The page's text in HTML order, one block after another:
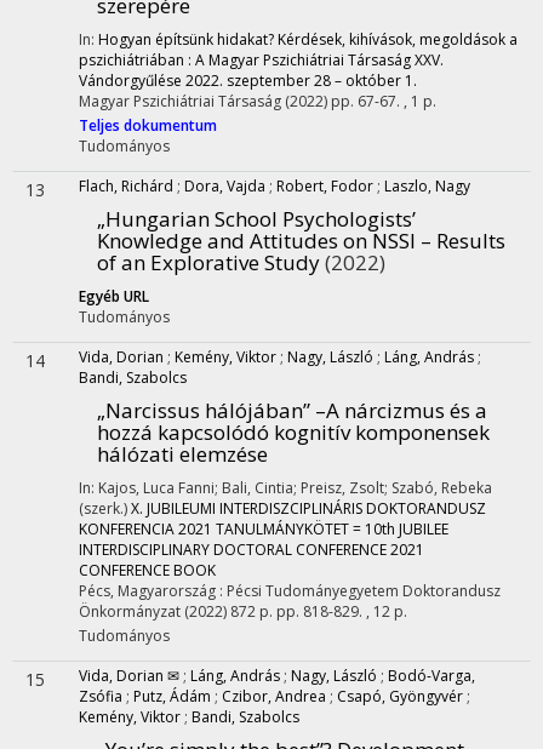
In: Hogyan építsünk hidakat? Kérdések, kihívások, megoldások a
pszichiátriában : A Magyar Pszichiátriai Társaság XXV.
Vándorgyűlése 2022. szeptember 28 – október 1.
Magyar Pszichiátriai Társaság (2022) pp. 67-67. , 1 p.
Teljes dokumentum
Tudományos
13 Flach, Richárd ; Dora, Vajda ; Robert, Fodor ; Laszlo, Nagy
„Hungarian School Psychologists’
Knowledge and Attitudes on NSSI – Results
of an Explorative Study(2022)
Egyéb URL
Tudományos
14 Vida, Dorian ; Kemény, Viktor ; Nagy, László ; Láng, András ;
Bandi, Szabolcs
„Narcissus hálójában” –A nárcizmus és a
hozzá kapcsolódó kognitív komponensek
hálózati elemzése
In: Kajos, Luca Fanni; Bali, Cintia; Preisz, Zsolt; Szabó, Rebeka
(szerk.)X. JUBILEUMI INTERDISZCIPLINÁRIS DOKTORANDUSZ
KONFERENCIA 2021 TANULMÁNYKÖTET = 10th JUBILEE
INTERDISCIPLINARY DOCTORAL CONFERENCE 2021
CONFERENCE BOOK
Pécs, Magyarország : Pécsi Tudományegyetem Doktorandusz
Önkormányzat (2022) 872 p. pp. 818-829. , 12 p.
Tudományos
15 Vida, Dorian ✉ ; Láng, András ; Nagy, László ; Bodó-Varga,
Zsófia ; Putz, Ádám ; Czibor, Andrea ; Csapó, Gyöngyvér ;
Kemény, Viktor ; Bandi, Szabolcs